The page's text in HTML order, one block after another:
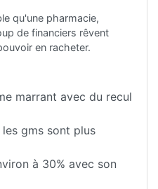
qu'une pharmacie,
de financiers rêvent
en racheter.
marrant avec du recul
gms sont plus
à 30% avec son